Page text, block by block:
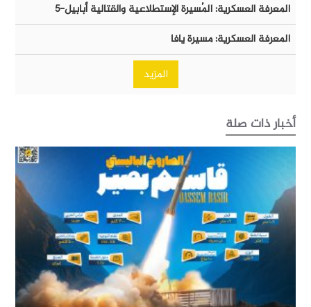
المعرفة العسكرية: المُسيرة الإستطلاعية والقتالية أبابيل-٥
المعرفة العسكرية: مسيرة يافا
المزيد
أخبار ذات صلة